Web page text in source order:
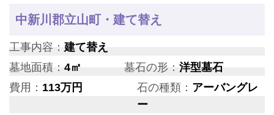
中新川郡立山町・建て替え
工事内容： 建て替え
墓地面積： 4㎡ 墓石の形：洋型墓石
費用： 113万円 石の種類： アーバングレ
ー